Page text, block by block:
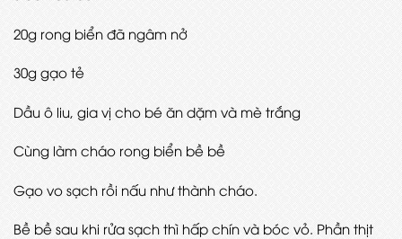
20g rong biển đã ngâm nở
30g gạo tẻ
Dầu ô liu, gia vị cho bé ăn dặm và mè trắng
Cùng làm cháo rong biển bề bề
Gạo vo sạch rồi nấu như thành cháo.
Bề bề sau khi rửa sạch thì hấp chín và bóc vỏ. Phần thịt